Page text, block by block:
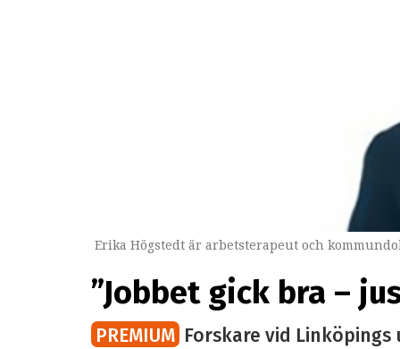
Erika Högstedt är arbetsterapeut och
”Jobbet gick bra –
PREMIUM Forskare vid